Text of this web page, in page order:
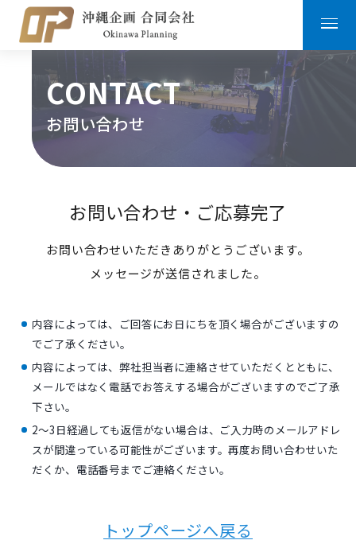
CONTACT
お問い合わせ
お問い合わせ・ご応募完了
お問い合わせいただきありがとうございます。
メッセージが送信されました。
内容によっては、ご回答にお日にちを頂く場合がございますの
でご了承ください。
内容によっては、弊社担当者に連絡させていただくとともに、
メールではなく電話でお答えする場合がございますのでご了承
下さい。
2〜3日経過しても返信がない場合は、ご入力時のメールアドレ
スが間違っている可能性がございます。再度お問い合わせいた
だくか、電話番号までご連絡ください。
トップページへ戻る